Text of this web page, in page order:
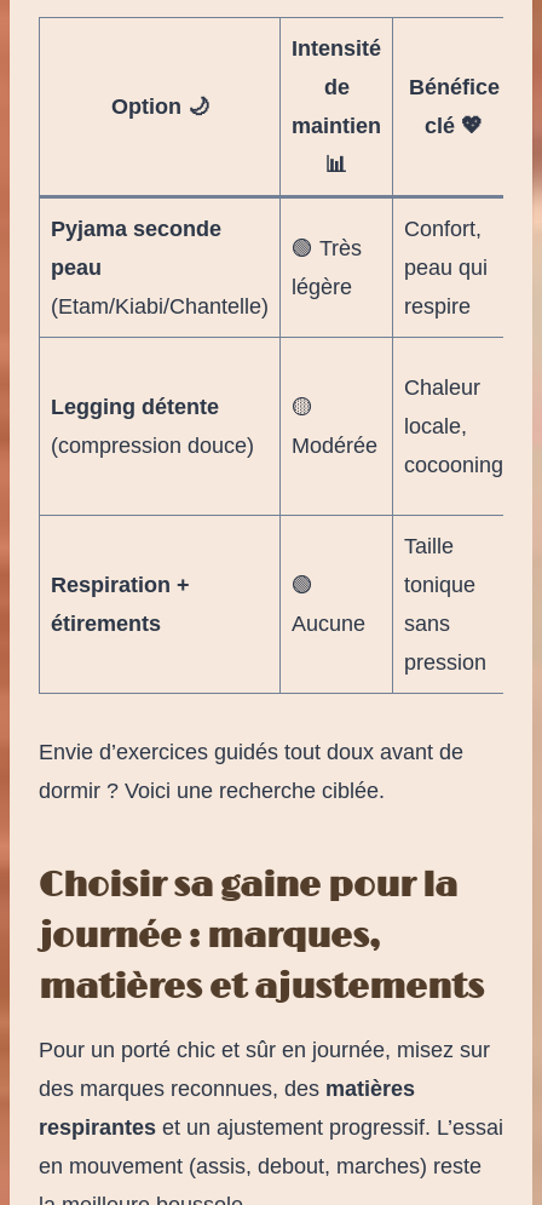
Option 🌙
Intensité
de
maintien
📊
Bénéfice
clé 💖
Pyjama seconde
peau
(Etam/Kiabi/Chantelle)
🟢 Très
légère
Confort,
peau qui
respire
Legging détente
(compression douce)
🟡
Modérée
Chaleur
locale,
cocooning
Respiration +
étirements
🟢
Aucune
Taille
tonique
sans
pression
Envie d’exercices guidés tout doux avant de
dormir ? Voici une recherche ciblée.
Choisir sa gaine pour la
journée : marques,
matières et ajustements
Pour un porté chic et sûr en journée, misez sur
des marques reconnues, des matières
respirantes et un ajustement progressif. L’essai
en mouvement (assis, debout, marches) reste